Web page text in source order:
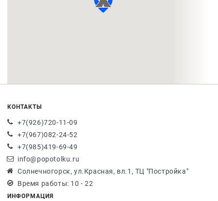
КОНТАКТЫ
+7(926)720-11-09
+7(967)082-24-52
+7(985)419-69-49
info@popotolku.ru
Солнечногорск, ул.Красная, вл.1, ТЦ "Постройка"
Время работы: 10 - 22
ИНФОРМАЦИЯ